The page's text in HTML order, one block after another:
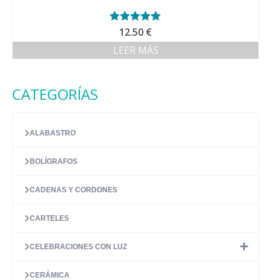
Valorado con
5.00de 5
12.50 €
LEER MÁS
CATEGORÍAS
ALABASTRO
BOLÍGRAFOS
CADENAS Y CORDONES
CARTELES
CELEBRACIONES CON LUZ
CERÁMICA